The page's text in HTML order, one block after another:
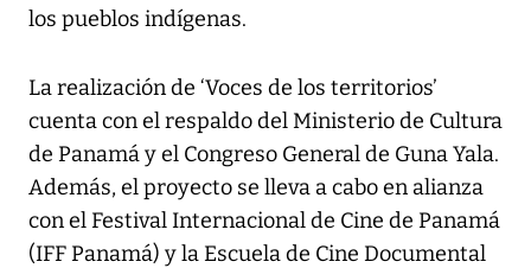
los pueblos indígenas.
La realización de ‘Voces de los territorios’
cuenta con el respaldo del Ministerio de Cultura
de Panamá y el Congreso General de Guna Yala.
Además, el proyecto se lleva a cabo en alianza
con el Festival Internacional de Cine de Panamá
(IFF Panamá) y la Escuela de Cine Documental